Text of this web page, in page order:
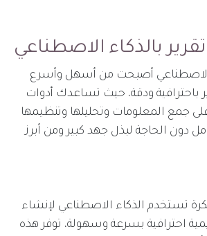
بالذكاء الاصطناعي
الاصطناعي أصبحت من أسهل وأسرع
باحترافية ودقة، حيث تساعدك أدوات
جمع المعلومات وتحليلها وتنظيمها
دون الحاجة لبذل جهد كبير ومن أبرز
تستخدم الذكاء الاصطناعي لإنشاء
احترافية بسرعة وسهولة، توفر هذه